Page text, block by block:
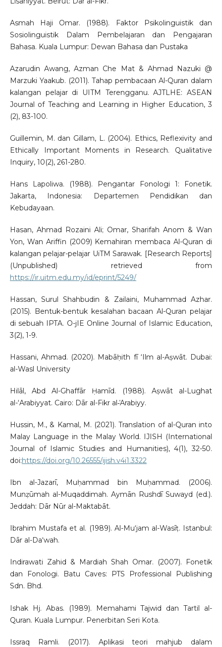
Asmah Haji Omar. (1988). Faktor Psikolinguistik dan
Sosiolinguistik Dalam Pembelajaran dan Pengajaran
Bahasa. Kuala Lumpur: Dewan Bahasa dan Pustaka
Azarudin Awang, Azman Che Mat & Ahmad Nazuki @
Marzuki Yaakub. (2011). Tahap pembacaan Al-Quran dalam
kalangan pelajar di UITM Terengganu. AJTLHE: ASEAN
Journal of Teaching and Learning in Higher Education, 3
(2), 83-100.
Guillemin, M. dan Gillam, L. (2004). Ethics, Reflexivity and
Ethically Important Moments in Research. Qualitative
Inquiry, 10(2), 261-280.
Hans Lapoliwa. (1988). Pengantar Fonologi 1: Fonetik.
Jakarta, Indonesia: Departemen Pendidikan dan
Kebudayaan.
Hasan, Ahmad Rozaini Ali; Omar, Sharifah Anom & Wan
Yon, Wan Ariffin (2009) Kemahiran membaca Al-Quran di
kalangan pelajar-pelajar UiTM Sarawak. [Research Reports]
(Unpublished) retrieved from
https://ir.uitm.edu.my/id/eprint/5249/
Hassan, Surul Shahbudin & Zailaini, Muhammad Azhar.
(2015). Bentuk-bentuk kesalahan bacaan Al-Quran pelajar
di sebuah IPTA. O-jIE Online Journal of Islamic Education,
3(2), 1-9.
Hassani, Ahmad. (2020). Mabāḥith fī ‘Ilm al-Aṣwāt. Dubai:
al-Wasl University
Hilāl, Abd Al-Ghaffār Ḥamīd. (1988). Aṣwāt al-Lughat
al-‘Arabiyyat. Cairo: Dār al-Fikr al-̒Arabiyy.
Hussin, M., & Kamal, M. (2021). Translation of al-Quran into
Malay Language in the Malay World. IJISH (International
Journal of Islamic Studies and Humanities), 4(1), 32-50.
doi:https://doi.org/10.26555/ijish.v4i1.3322
Ibn al-Jazarī, Muḥammad bin Muḥammad. (2006).
Munẓūmah al-Muqaddimah. Aymān Rushdī Suwayd (ed.).
Jeddah: Dār Nūr al-Maktabāt.
Ibrahim Mustafa et al. (1989). Al-Mu‘jam al-Wasīṭ. Istanbul:
Dār al-Da‘wah.
Indirawati Zahid & Mardiah Shah Omar. (2007). Fonetik
dan Fonologi. Batu Caves: PTS Professional Publishing
Sdn. Bhd.
Ishak Hj. Abas. (1989). Memahami Tajwid dan Tartil al-
Quran. Kuala Lumpur. Penerbitan Seri Kota.
Issraq Ramli. (2017). Aplikasi teori mahjub dalam